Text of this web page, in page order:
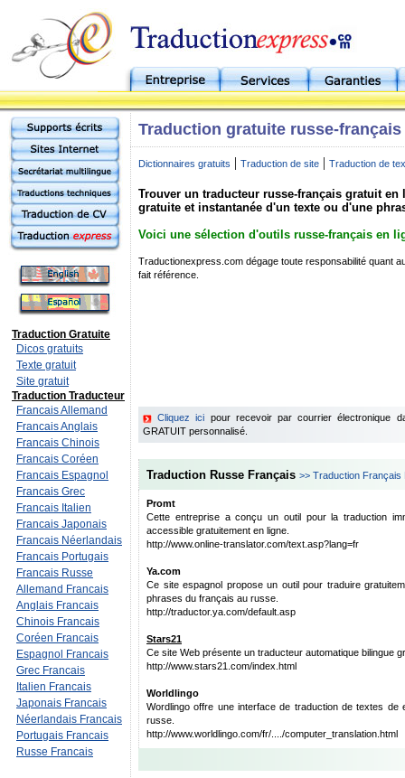
Traduction Gratuite
Dicos gratuits
Texte gratuit
Site gratuit
Traduction Traducteur
Francais Allemand
Francais Anglais
Francais Chinois
Francais Coréen
Francais Espagnol
Francais Grec
Francais Italien
Francais Japonais
Francais Néerlandais
Francais Portugais
Francais Russe
Allemand Francais
Anglais Francais
Chinois Francais
Coréen Francais
Espagnol Francais
Grec Francais
Italien Francais
Japonais Francais
Néerlandais Francais
Portugais Francais
Russe Francais
Traduction gratuite russe-français
Dictionnaires gratuits | Traduction de site | Traduction de
Trouver un traducteur russe-français gratuit
gratuite et instantanée d'un texte ou d'une
Voici une sélection d'outils russe-français en
Traductionexpress.com dégage toute responsabilité quant
fait référence.
Cliquez ici pour recevoir par courrier électronique
GRATUIT personnalisé.
Traduction Russe Français >> Traduction Français
Promt
Cette entreprise a conçu un outil pour la traduction
accessible gratuitement en ligne.
http://www.online-translator.com/text.asp?lang=fr
Ya.com
Ce site espagnol propose un outil pour traduire
phrases du français au russe.
http://traductor.ya.com/default.asp
Stars21
Ce site Web présente un traducteur automatique bilingue
http://www.stars21.com/index.html
Worldlingo
Wordlingo offre une interface de traduction de textes de
russe.
http://www.worldlingo.com/fr/..../computer_translation.html